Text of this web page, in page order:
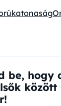
katonaság
be, hogy
között